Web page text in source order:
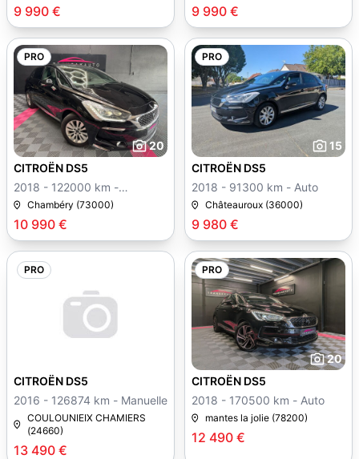
9 990 € 9 990 €
PRO
20
10 990 €
CITROËN DS5
2018 - 122000 km -
Manuelle
Chambéry (73000)
PRO
15
9 980 €
CITROËN DS5
2018 - 91300 km - Auto
Châteauroux (36000)
PRO
13 490 €
CITROËN DS5
2016 - 126874 km - Manuelle
COULOUNIEIX CHAMIERS
(24660)
PRO
20
12 490 €
CITROËN DS5
2018 - 170500 km - Auto
mantes la jolie (78200)